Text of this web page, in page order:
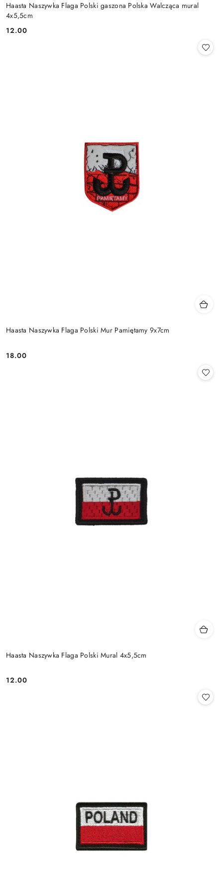
Haasta Naszywka Flaga Polski gaszona Polska Walcząca mural
4x5,5cm
Cena:
12.00
Haasta Naszywka Flaga Polski Mur Pamiętamy 9x7cm
Cena:
18.00
Haasta Naszywka Flaga Polski Mural 4x5,5cm
Cena:
12.00